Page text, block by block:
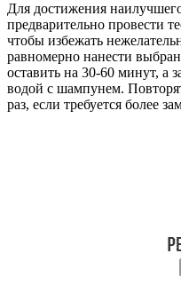
Для достижения
предварительно провести
чтобы избежать
равномерно нанести
оставить на 30-60 минут, а
водой с шампунем.
раз, если требуется более